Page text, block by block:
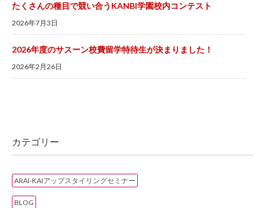
たくさんの種目で競い合うKANBI学園校内コンテスト
2026年7月3日
2026年度のサスーン校費留学特待生が決まりました！
2026年2月26日
カテゴリー
ARAI-KAIアップスタイリングセミナー
BLOG